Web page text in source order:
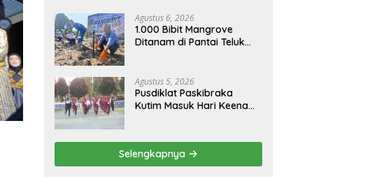
Agustus 6, 2026
1.000 Bibit Mangrove
Ditanam di Pantai Teluk
Agustus 5, 2026
Pusdiklat Paskibraka
Kutim Masuk Hari Keenam,
Selengkapnya